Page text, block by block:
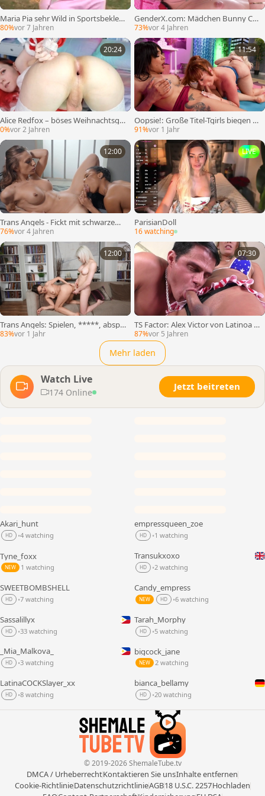
Maria Pia sehr Wild in Sportsbekleid
ung
80%vor 7 Jahren
GenderX.com: Mädchen Bunny Col
by Gonzo Deepthroat
73%vor 4 Jahren
20:24
Alice Redfox – böses Weihnachtsge
schenk
0%vor 2 Jahren
11:54
Oopsie!: Große Titel-Tgirls biegen u
nd dehnen sich
91%vor 1 Jahr
12:00
Trans Angels - Fickt mit schwarzem
Schwanz, Jade Venus
76%vor 4 Jahren
LIVE
ParisianDoll
16 watching
12:00
Trans Angels: Spielen, *****, abspri
tzen
83%vor 1 Jahr
07:30
TS Factor: Alex Victor von Latinoa B
ella Trix begleitet Fingersatz
87%vor 5 Jahren
Mehr laden
Watch Live
174 Online
Jetzt beitreten
Akari_hunt
HD •4 watching
empressqueen_zoe
HD •1 watching
Tyne_foxx
NEW 1 watching
LIVE
Transukxoxo
HD •2 watching
SWEETBOMBSHELL
HD •7 watching
Candy_empress
NEW HD •6 watching
LIVE
Sassalillyx
HD •33 watching
Tarah_Morphy
HD •5 watching
LIVE
_Mia_Malkova_
HD •3 watching
bigcock_jane
NEW 2 watching
LatinaCOCKSlayer_xx
HD •8 watching
LIVE
bianca_bellamy
HD •20 watching
© 2019-2026 ShemaleTube.tv
DMCA / UrheberrechtKontaktieren Sie unsInhalte entfernen
Cookie-RichtlinieDatenschutzrichtlinieAGB18 U.S.C. 2257Hochladen